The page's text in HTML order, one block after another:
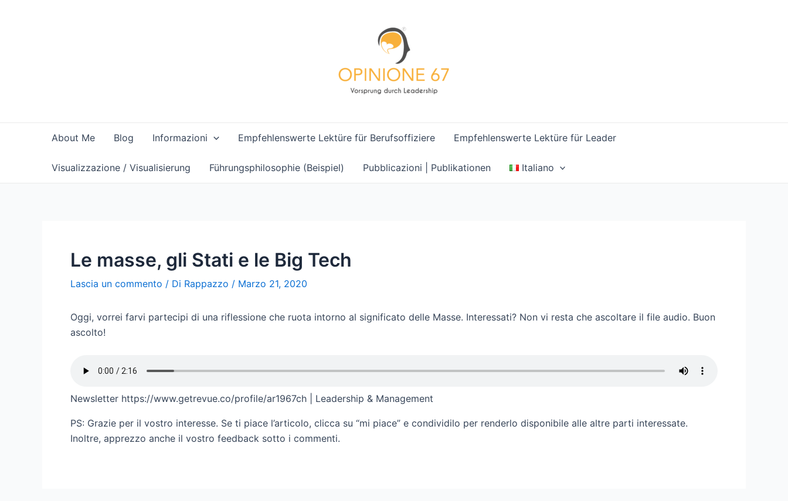
About Me Blog Informazioni Empfehlenswerte Lektüre für Berufsoffiziere Empfehlenswerte Lektüre für Leader
Visualizzazione / Visualisierung Führungsphilosophie (Beispiel) Pubblicazioni | Publikationen Italiano
Le masse, gli Stati e le Big Tech
Lascia un commento / Di Rappazzo / Marzo 21, 2020
Oggi, vorrei farvi partecipi di una riflessione che ruota intorno al significato delle Masse. Interessati? Non vi resta che ascoltare il file audio. Buon
ascolto!
Newsletter https://www.getrevue.co/profile/ar1967ch | Leadership & Management
PS: Grazie per il vostro interesse. Se ti piace l’articolo, clicca su “mi piace” e condividilo per renderlo disponibile alle altre parti interessate.
Inoltre, apprezzo anche il vostro feedback sotto i commenti.